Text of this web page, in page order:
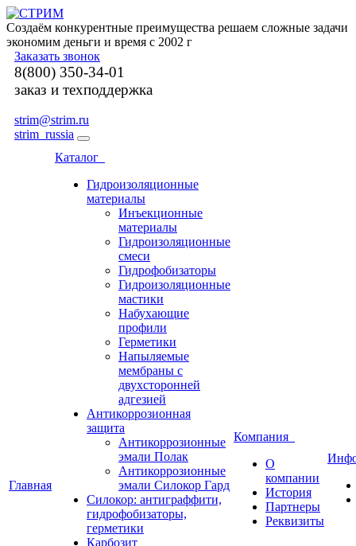
Создаём конкурентные преимущества решаем сложные задачи
экономим деньги и время с 2002 г
Заказать звонок
8(800) 350-34-01
заказ и техподдержка
strim@strim.ru
strim_russia
Главная
Каталог
Гидроизоляционные
материалы
Инъекционные
материалы
Гидроизоляционные
смеси
Гидрофобизаторы
Гидроизоляционные
мастики
Набухающие
профили
Герметики
Напыляемые
мембраны с
двухсторонней
адгезией
Антикоррозионная
защита
Антикоррозионные
эмали Полак
Антикоррозионные
эмали Силокор Гард
Силокор: антиграффити,
гидрофобизаторы,
герметики
Карбозит
Компания
О
компании
История
Партнеры
Реквизиты